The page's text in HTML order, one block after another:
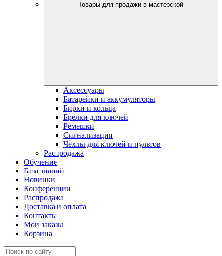
Товары для продажи в мастерской
Аксессуары
Батарейки и аккумуляторы
Бирки и кольца
Брелки для ключей
Ремешки
Сигнализации
Чехлы для ключей и пультов
Распродажа
Обучение
База знаний
Новинки
Конференции
Распродажа
Доставка и оплата
Контакты
Мои заказы
Корзина